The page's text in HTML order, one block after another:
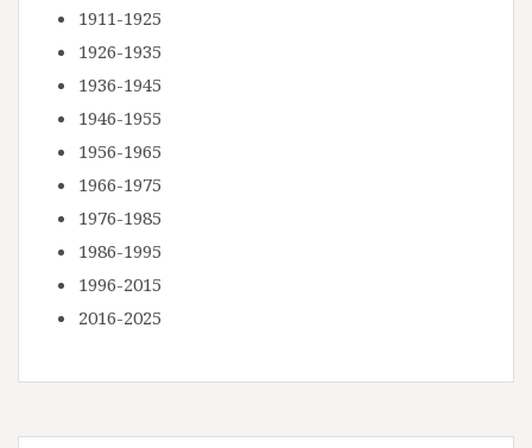
1911-1925
1926-1935
1936-1945
1946-1955
1956-1965
1966-1975
1976-1985
1986-1995
1996-2015
2016-2025